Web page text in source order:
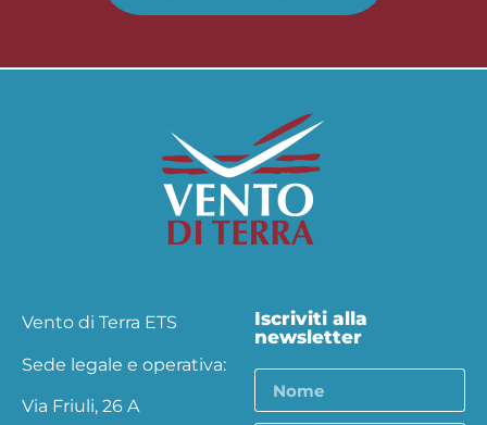
Vento di Terra ETS
Sede legale e operativa:
Via Friuli, 26 A
Iscriviti alla
newsletter